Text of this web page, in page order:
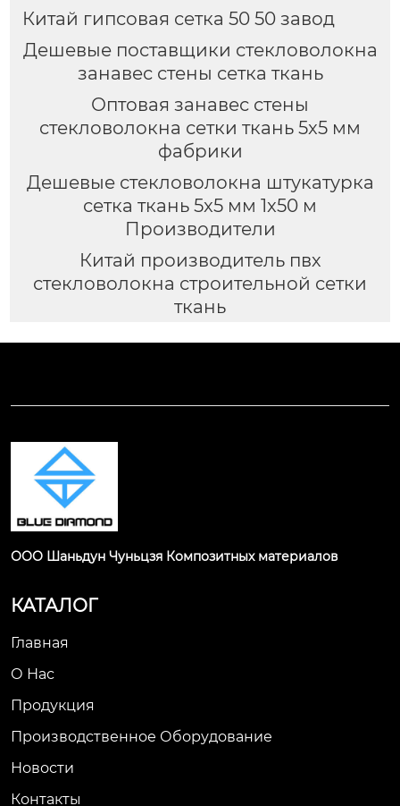
Китай гипсовая сетка 50 50 завод
Дешевые поставщики стекловолокна
занавес стены сетка ткань
Оптовая занавес стены
стекловолокна сетки ткань 5x5 мм
фабрики
Дешевые стекловолокна штукатурка
сетка ткань 5x5 мм 1x50 м
Производители
Китай производитель пвх
стекловолокна строительной сетки
ткань
ООО Шаньдун Чуньцзя Композитных материалов
КАТАЛОГ
Главная
О Нас
Продукция
Производственное Оборудование
Новости
Контакты